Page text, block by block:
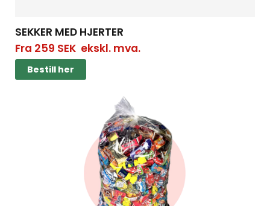
SEKKER MED HJERTER
Fra 259 SEKekskl. mva.
Bestill her